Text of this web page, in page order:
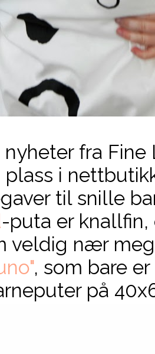
fra
plass i
til snille
-puta er
veldig nær
, som bare
på